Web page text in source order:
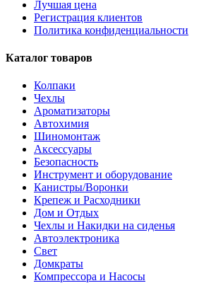
Лучшая цена
Регистрация клиентов
Политика конфиденциальности
Каталог товаров
Колпаки
Чехлы
Ароматизаторы
Автохимия
Шиномонтаж
Аксессуары
Безопасность
Инструмент и оборудование
Канистры/Воронки
Крепеж и Расходники
Дом и Отдых
Чехлы и Накидки на сиденья
Автоэлектроника
Свет
Домкраты
Компрессора и Насосы